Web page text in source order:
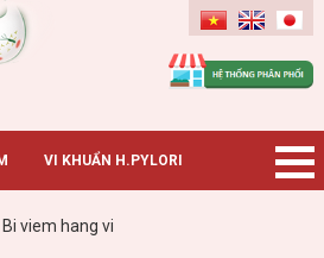
VI KHUẨN H.PYLORI
SỰ KIỆN HƯỚNG DẪN MUA HÀNG
Bi viem hang vi